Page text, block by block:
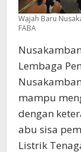
Wajah Baru
FABA
Lembaga
mampu
dengan
abu sisa
Listrik